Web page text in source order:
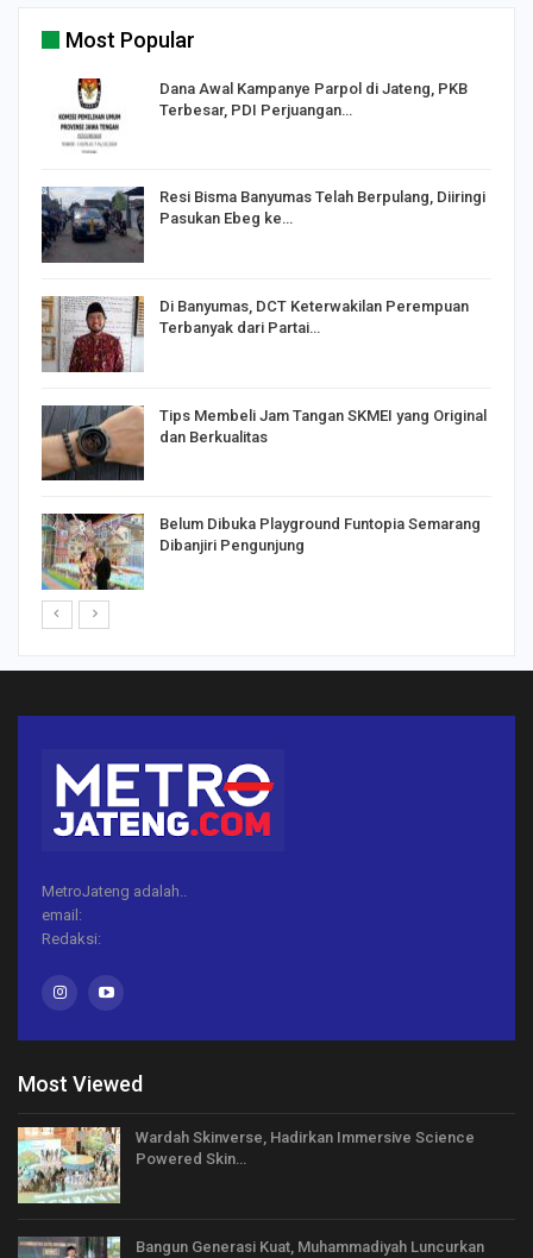
Most Popular
Dana Awal Kampanye Parpol di Jateng, PKB
Terbesar, PDI Perjuangan…
Resi Bisma Banyumas Telah Berpulang, Diiringi
Pasukan Ebeg ke…
Di Banyumas, DCT Keterwakilan Perempuan
Terbanyak dari Partai…
Tips Membeli Jam Tangan SKMEI yang Original
dan Berkualitas
Belum Dibuka Playground Funtopia Semarang
Dibanjiri Pengunjung
MetroJateng adalah..
email:
Redaksi:
Most Viewed
Wardah Skinverse, Hadirkan Immersive Science
Powered Skin…
Bangun Generasi Kuat, Muhammadiyah Luncurkan